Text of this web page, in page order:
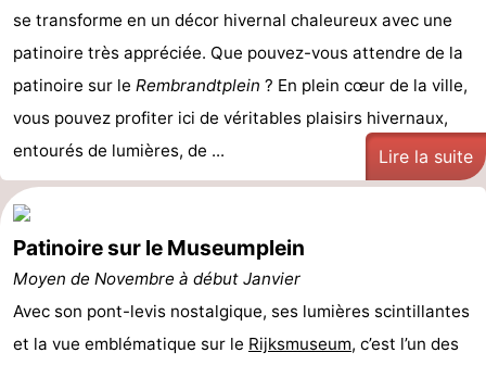
se transforme en un décor hivernal chaleureux avec une
patinoire très appréciée. Que pouvez-vous attendre de la
patinoire sur le Rembrandtplein ? En plein cœur de la ville,
vous pouvez profiter ici de véritables plaisirs hivernaux,
entourés de lumières, de ...
Lire la suite
Patinoire sur le Museumplein
Moyen de Novembre à début Janvier
Avec son pont-levis nostalgique, ses lumières scintillantes
et la vue emblématique sur le Rijksmuseum, c’est l’un des